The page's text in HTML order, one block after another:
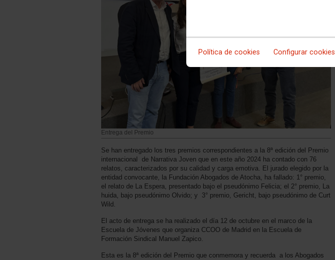
Política de cookies Configurar cookies
Entrega del Premio
Se han entregado los tres premios correspondientes a la 8ª edición del Premio
internacional de Narrativa Joven que en este año 2024 ha contado con 76
relatos, caracterizados por su calidad y carga emotiva. El jurado elegido por la
entidad convocante, la Fundación Abogados de Atocha, ha fallado: 1° premio,
el relato de La Espera, presentado bajo el pseudónimo Felicia; el 2° premio, La
huida, bajo pseudónimo Olvido; y 3° premio, Gericht, bajo pseudónimo de Curt
Wild.
El acto de entrega se ha realizado el día 12 de octubre en el marco de la
Escuela de Jóvenes que organiza CCOO de Madrid en la Escuela de
Formación Sindical Manuel Zapico.
Esta es la 8ª edición del Premio que conmemora y recuerda a los Abogados